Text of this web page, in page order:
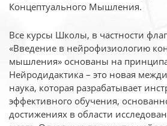
Концептуального Мышления.
Все курсы Школы, в частности
«Введение в нейрофизиологию
мышления» основаны на
Нейродидактика – это новая
наука, которая разрабатывает
эффективного обучения,
достижениях в области